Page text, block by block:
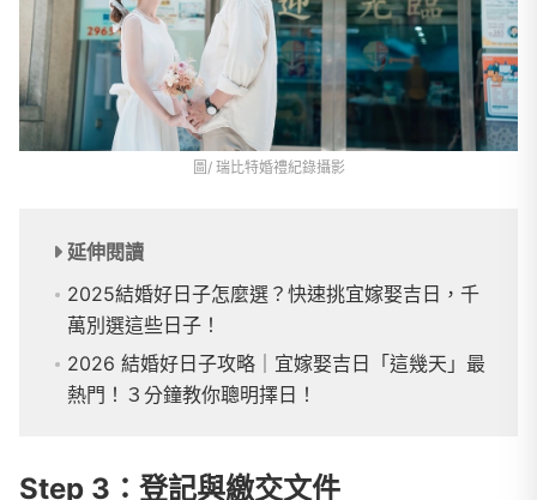
圖/ 瑞比特婚禮紀錄攝影
延伸閱讀
2025結婚好日子怎麼選？快速挑宜嫁娶吉日，千
萬別選這些日子！
2026 結婚好日子攻略｜宜嫁娶吉日「這幾天」最
熱門！３分鐘教你聰明擇日！
Step 3：登記與繳交文件